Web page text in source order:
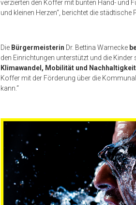
verzierten den Koffer mit bunten Hand- und
und kleinen Herzen“, berichtet die
Die Bürgermeisterin Dr. Bettina Warnecke
den Einrichtungen unterstützt und die Kinder
Klimawandel, Mobilität und Nachhaltigkeit
Koffer mit der Förderung über die
kann.“